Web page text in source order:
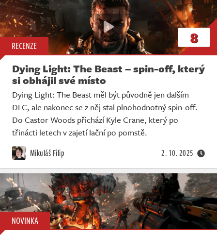
RECENZE 8
Dying Light: The Beast – spin-off, který
si obhájil své místo
Dying Light: The Beast měl být původně jen dalším
DLC, ale nakonec se z něj stal plnohodnotný spin-off.
Do Castor Woods přichází Kyle Crane, který po
třinácti letech v zajetí lační po pomstě.
Mikuláš Filip 2. 10. 2025
NOVINKA